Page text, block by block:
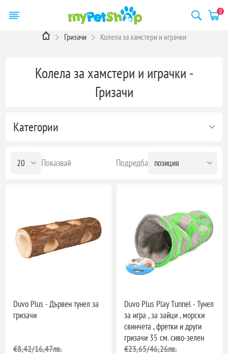
0
Гризачи Колела за хамстери и играчки
Колела за хамстери и играчки -
Гризачи
Категории
Подредба
Показвай
Duvo Plus - Дървен тунел за
гризачи
€8,42/16,47лв.
Duvo Plus Play Tunnel - Тунел
за игра , за зайци , морски
свинчета , фретки и други
гризачи 35 см. сиво-зелен
€23,65/46,26лв.